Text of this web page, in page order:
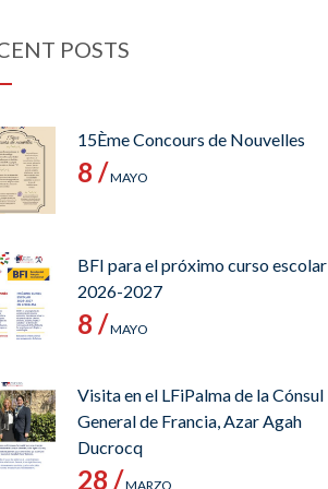
POSTS
15Ème Concours de Nouvelles
8 /MAYO
BFI para el próximo curso escolar
2026-2027
8 /MAYO
Visita en el LFiPalma de la Cónsul
General de Francia, Azar Agah
Ducrocq
28 /MARZO